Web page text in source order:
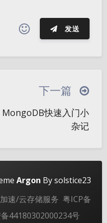
Serif
浅阴影 深阴影
日落 暗化 灰度
发送
(☆ω☆)
(ノ°ο°)ノ
￣o)
っω･｀｡)
*)q
＞﹏＜
下一篇
MongoDB快速入门小
杂记
Argon By solstice23
速/云存储服务 粤ICP备
44180302000234号